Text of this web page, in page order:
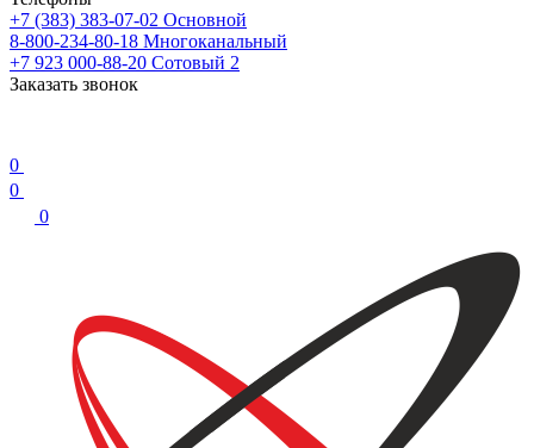
+7 (383) 383-07-02 Основной
8-800-234-80-18 Многоканальный
+7 923 000-88-20 Сотовый 2
Заказать звонок
0
0
0